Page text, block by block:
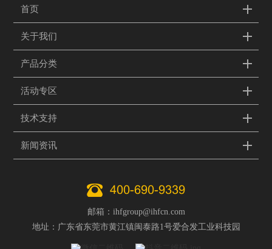
首页
关于我们
产品分类
活动专区
技术支持
新闻资讯
400-690-9339
邮箱：ihfgroup@ihfcn.com
地址：广东省东莞市黄江镇闽泰路1号爱合发工业科技园